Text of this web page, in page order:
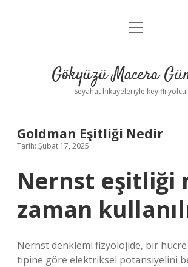
Anasayfa
Yasal Uyarı
menüyü
Gökyüzü Macera
Seyahat hikayeleriyle keyifli
Goldman Eşitliği Nedir
Tarih: Şubat 17, 2025
Nernst eşitliği
zaman
Nernst denklemi fizyolojide, bir hücre
tipine göre elektriksel potansiyelini